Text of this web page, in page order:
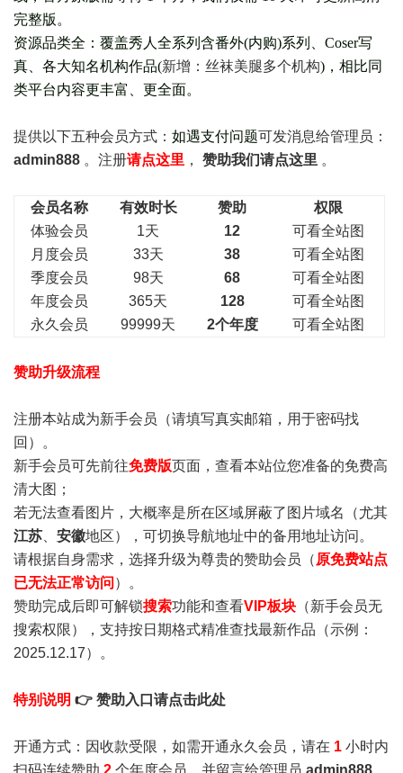
完整版。
资源品类全：覆盖秀人全系列含番外(内购)系列、Coser写
真、各大知名机构作品(新增：丝袜美腿多个机构)，相比同
类平台内容更丰富、更全面。
提供以下五种会员方式： 如遇支付问题可发消息给管理员：
admin888 。注册请点这里 ， 赞助我们请点这里 。
会员名称 有效时长 赞助
权限
体验会员
1天 12
可看全站图
月度会员
33天 38
可看全站图
季度会员
98天 68
可看全站图
年度会员
365天 128
可看全站图
永久会员
99999天 2个年度 可看全站图
赞助升级流程
注册本站成为新手会员 （请填写真实邮箱，用于密码找
回）。
新手会员可先前往免费版页面，查看本站位您准备的免费高
清大图；
若无法查看图片，大概率是所在区域屏蔽了图片域名（尤其
江苏
安徽地区），可切换导航地址中的备用地址访问。
请根据自身需求，选择升级为尊贵的赞助会员（ 原免费站点
已无法正常访问 ）。
赞助完成后即可解锁搜索功能和查看VIP板块 （新手会员无
搜索权限），支持按日期格式精准查找最新作品（示例：
2025.12.17）。
特别说明 👉 赞助入口请点击此处
开通方式：因收款受限，如需开通永久会员，请在 1 小时内
扫码连续赞助 2 个年度会员，并留言给管理员 admin888